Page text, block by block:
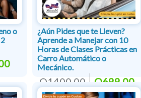
o
¿Aún Pides que te Lleven?
Aprende a Manejar con 10
Horas de Clases Prácticas en
Carro Automático o
Mecánico.
Q1400.00 Q699.00